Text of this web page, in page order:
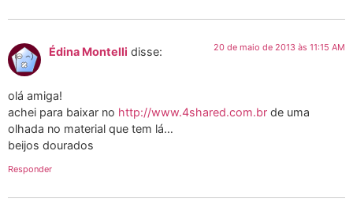
Édina Montelli disse: 20 de maio de 2013 às 11:15 AM
olá amiga!
achei para baixar no http://www.4shared.com.br de uma
olhada no material que tem lá…
beijos dourados
Responder